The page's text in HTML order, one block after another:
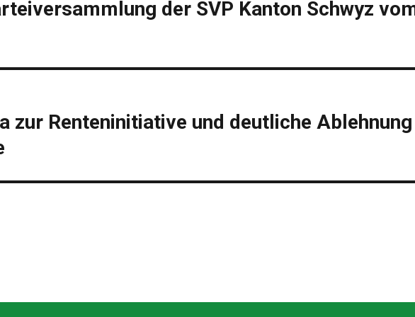
der SVP Kanton Schwyz
zur Renteninitiative und deutliche Ablehnung